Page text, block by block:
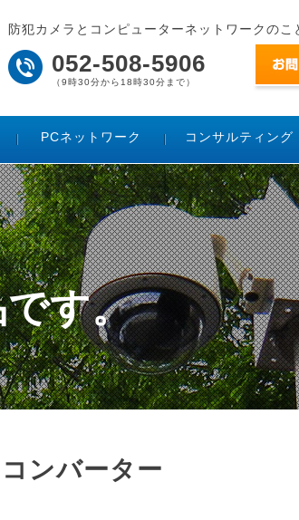
防犯カメラとコンピューターネットワークのこ
052-508-5906
（9時30分から18時30分まで）
PCネットワーク コンサルティング
す。
ンバーター